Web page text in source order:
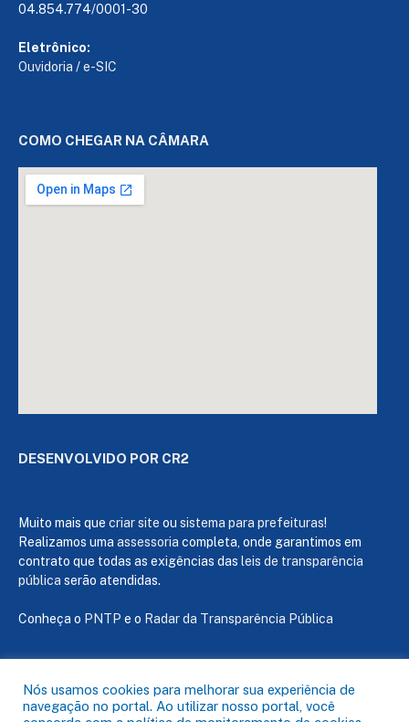
04.854.774/0001-30
Eletrônico:
Ouvidoria /e-SIC
COMO CHEGAR NA CÂMARA
DESENVOLVIDO POR CR2
Muito mais que criar site ou sistema para prefeituras!
Realizamos uma assessoria completa, onde garantimos em
contrato que todas as exigências das leis de transparência
pública serão atendidas.
Conheça o PNTP e o Radar da Transparência Pública
Todos os direitos reservados a Câmara de Capanema
Nós usamos cookies para melhorar sua experiência de
navegação no portal. Ao utilizar nosso portal, você